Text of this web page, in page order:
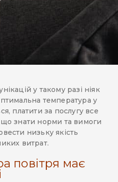
у такому разі ніяк
температура у
платити за послугу все
знати норми та вимоги
низьку якість
витрат.
повітря має